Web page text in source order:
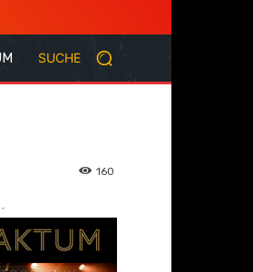
SUCHE
160